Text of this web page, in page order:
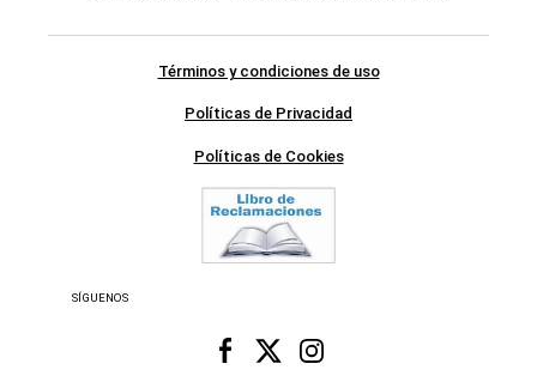
Términos y condiciones de uso
Políticas de Privacidad
Políticas de Cookies
SÍGUENOS